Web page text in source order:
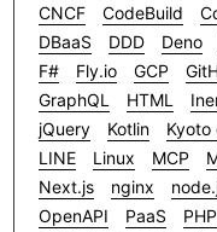
CNCF
CodeBuild
DBaaS
DDD Deno
F#
Fly.io GCP
GraphQL
HTML
jQuery
Kotlin Kyoto
LINE
Linux MCP
Next.js
nginx
OpenAPI
PaaS PHP